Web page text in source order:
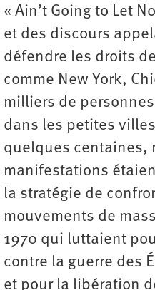
« Ain’t Going to Let
et des discours
défendre les droits
comme New York,
milliers de
dans les petites
quelques centaines,
manifestations
la stratégie de
mouvements de
1970 qui luttaient
contre la guerre des
et pour la libération